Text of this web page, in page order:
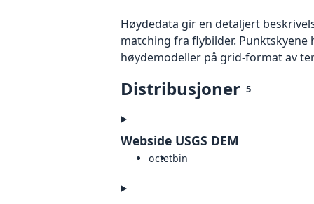
Høydedata gir en detaljert
matching fra flybilder.
høydemodeller på grid-format av
Distribusjoner 5
Webside USGS DEM
octetbin